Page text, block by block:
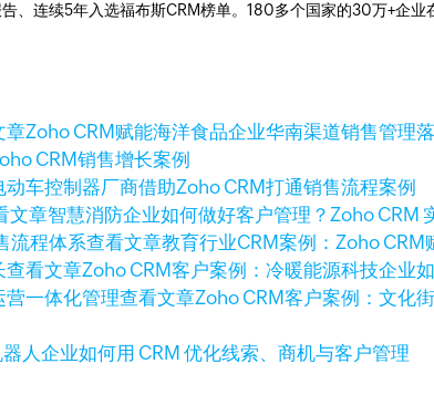
、连续5年入选福布斯CRM榜单。180多个国家的30万+企
章Zoho CRM赋能海洋食品企业华南渠道销售管理
CRM销售增长案例
动车控制器厂商借助Zoho CRM打通销售流程案例
文章智慧消防企业如何做好客户管理？Zoho CRM
查看文章教育行业CRM案例：Zoho
查看文章Zoho CRM客户案例：冷暖能源科技企业
查看文章Zoho CRM客户案例：文化
人企业如何用 CRM 优化线索、商机与客户管理